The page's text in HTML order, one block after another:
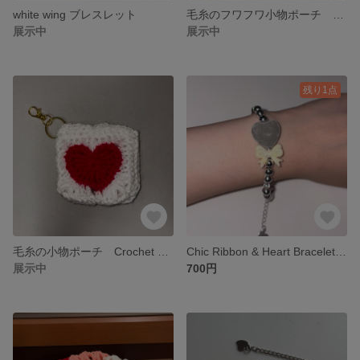
white wing ブレスレット
展示中
展示中
展示中
残り1点
700円